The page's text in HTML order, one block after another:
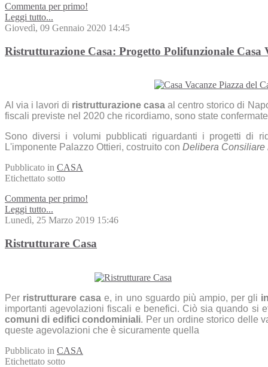
Commenta per primo!
Leggi tutto...
Giovedì, 09 Gennaio 2020 14:45
Ristrutturazione Casa: Progetto Polifunzionale Casa
Al via i lavori di ristrutturazione casa al centro storico di
fiscali previste nel 2020 che ricordiamo, sono state
Sono diversi i volumi pubblicati riguardanti i progetti di
L'imponente Palazzo Ottieri, costruito con Delibera Consiliare
Pubblicato in CASA
Etichettato sotto
Commenta per primo!
Leggi tutto...
Lunedì, 25 Marzo 2019 15:46
Ristrutturare Casa
Per ristrutturare casa e, in uno sguardo più ampio, per gli
importanti agevolazioni fiscali e benefici. Ciò sia quando si
comuni di edifici condominiali. Per un ordine storico delle
queste agevolazioni che è sicuramente quella
Pubblicato in CASA
Etichettato sotto